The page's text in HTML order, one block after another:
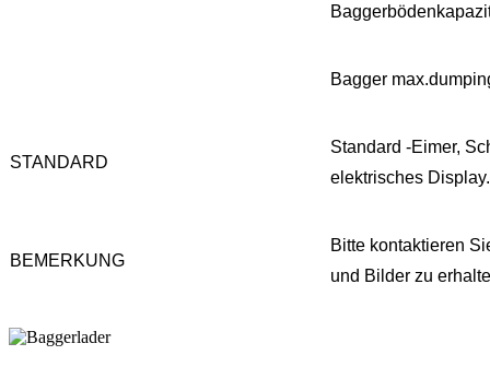
Bagger
STANDARD
Standard -Eimer,
elektrisches Display.
BEMERKUNG
Bitte kontaktieren
und Bilder zu